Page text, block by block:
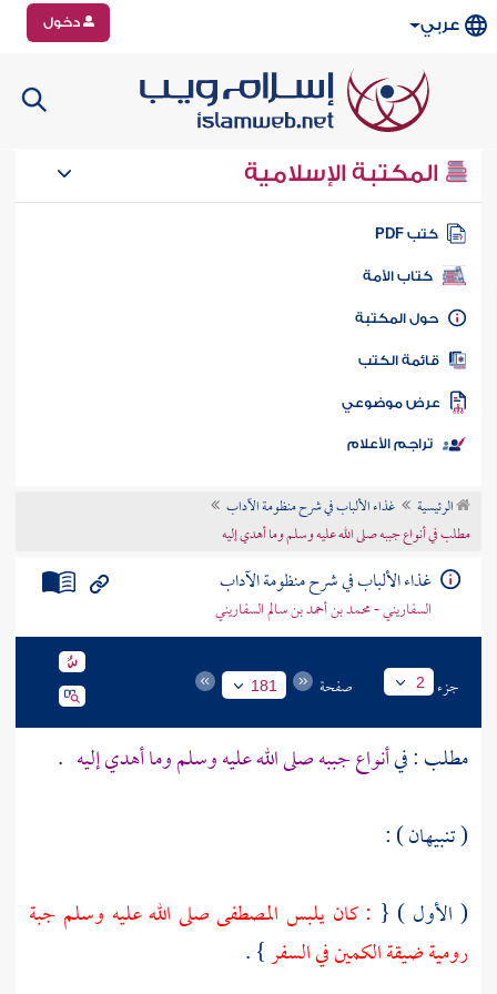
عربي دخول
المكتبة الإسلامية
كتب PDF
كتاب الأمة
المكتبة
الكتب
موضوعي
تراجم الأعلام
الرئيسية
غذاء الألباب في شرح منظومة الآداب
مطلب في أنواع جببه صلى الله عليه وسلم وما أهدي إليه
غذاء الألباب في شرح منظومة الآداب
السفاريني - محمد بن أحمد بن سالم السفاريني
جزء 2 صفحة 181
مطلب : فيأنواع جببه صلى الله عليه وسلم وما أهدي إليه .
( تنبيهان ) :
( الأول ) { : كان يلبس المصطفى صلى الله عليه وسلم جبة
رومية ضيقة الكمين في السفر} .